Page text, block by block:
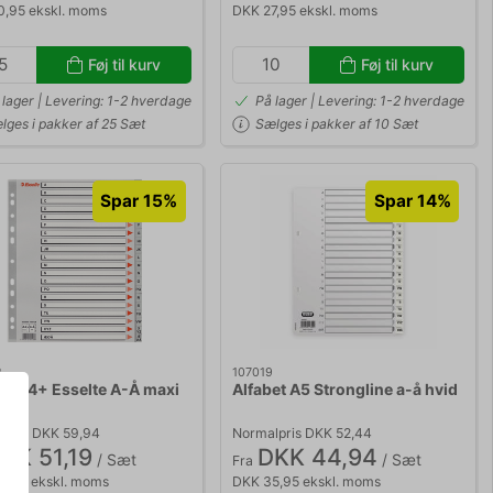
ekskl. moms
Føj til kurv
lager | Levering: 1-2 hverdage
i pakker af 25 Sæt
DKK 27,95 ekskl. moms
Føj til kurv
På lager | Levering: 1-2 hverdage
Sælges i pakker af 10 Sæt
Spar 15%
A4+ Esselte A-Å maxi
DKK 59,94
51,19 / Sæt
ekskl. moms
Spar 14%
107019
Alfabet A5 Strongline a-å hvid
Normalpris DKK 52,44
Fra DKK 44,94 / Sæt
DKK 35,95 ekskl. moms